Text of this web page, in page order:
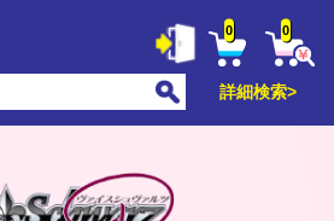
0 0
詳細検索>